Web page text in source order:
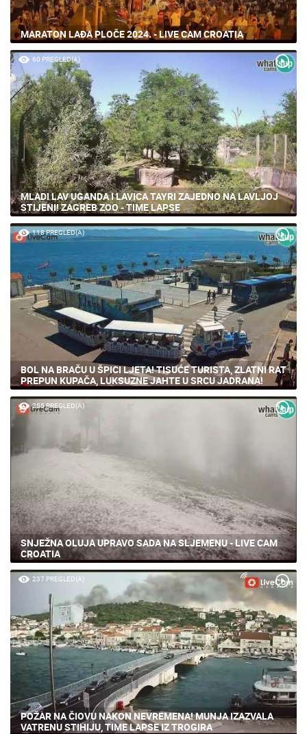
MARATON LAĐA PLOČE 2024. - LIVE CAM CROATIA
60 PREGLED(A)
MLADI LAV UGANDA I LAVICA TAYRI ZAJEDNO NA LAVLJOJ
STIJENI! ZAGREB ZOO - TIME LAPSE
118 PREGLED(A)
BOL NA BRAČU U ŠPICI LJETA! TISUĆE TURISTA, ZLATNI RAT
PREPUN KUPAČA, LUKSUZNE JAHTE U SRCU JADRANA!
255 PREGLED(A)
SNJEŽNA OLUJA UPRAVO SADA NA SLJEMENU - LIVE CAM
CROATIA
237 PREGLED(A)
POŽAR NA ČIOVU NAKON NEVREMENA! MUNJA IZAZVALA
VATRENU STIHIJU, TIME LAPSE IZ TROGIRA